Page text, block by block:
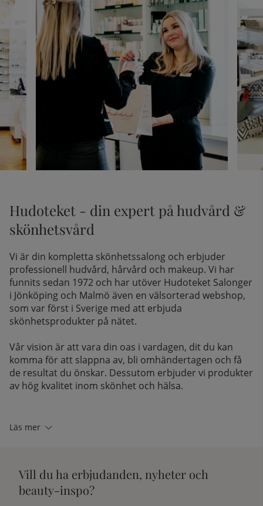
Hudoteket - din expert på hudvård &
skönhetsvård
Vi är din kompletta skönhetssalong och erbjuder
professionell hudvård, hårvård och makeup. Vi har
funnits sedan 1972 och har utöver Hudoteket Salonger
i Jönköping och Malmö även en välsorterad webshop,
som var först i Sverige med att erbjuda
skönhetsprodukter på nätet.
Vår vision är att vara din oas i vardagen, dit du kan
komma för att slappna av, bli omhändertagen och få
de resultat du önskar. Dessutom erbjuder vi produkter
av hög kvalitet inom skönhet och hälsa.
Läs mer
Vill du ha erbjudanden, nyheter och
beauty-inspo?